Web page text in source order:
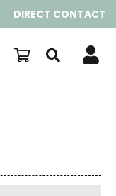
DIRECT CONTACT